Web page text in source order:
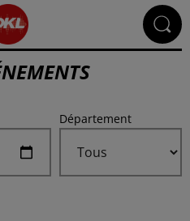
Département